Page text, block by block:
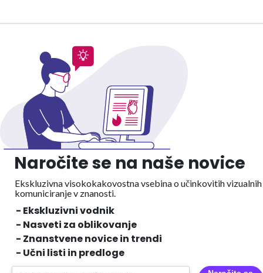
Naročite se na naše novice
Ekskluzivna visokokakovostna vsebina o učinkovitih vizualnih
komuniciranje v znanosti.
- Ekskluzivni vodnik
- Nasveti za oblikovanje
- Znanstvene novice in trendi
- Učni listi in predloge